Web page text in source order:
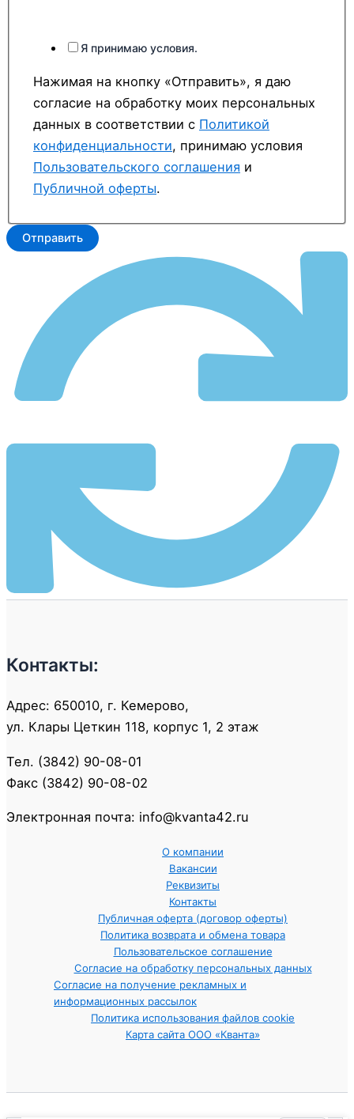
Я принимаю условия.
Нажимая на кнопку «Отправить», я даю
согласие на обработку моих персональных
данных в соответствии с Политикой
конфиденциальности, принимаю условия
Пользовательского соглашения и
Публичной оферты.
Отправить
Контакты:
Адрес: 650010, г. Кемерово,
ул. Клары Цеткин 118, корпус 1, 2 этаж
Тел. (3842) 90-08-01
Факс (3842) 90-08-02
Электронная почта: info@kvanta42.ru
О компании
Вакансии
Реквизиты
Контакты
Публичная оферта (договор оферты)
Политика возврата и обмена товара
Пользовательское соглашение
Согласие на обработку персональных данных
Согласие на получение рекламных и
информационных рассылок
Политика использования файлов cookie
Карта сайта ООО «Кванта»